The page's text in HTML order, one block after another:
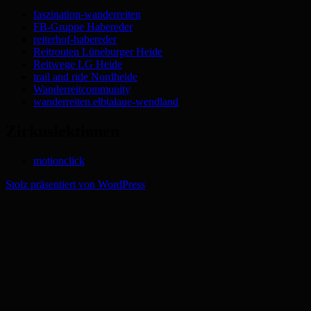
faszination-wanderreiten
FB-Gruppe Habereder
reiterhof-habereder
Reitrouten Lüneburger Heide
Reitwege LG Heide
trail and ride Nordheide
Wanderreitcommunity
wanderreiten.elbtalaue-wendland
motionclick
Stolz präsentiert von WordPress